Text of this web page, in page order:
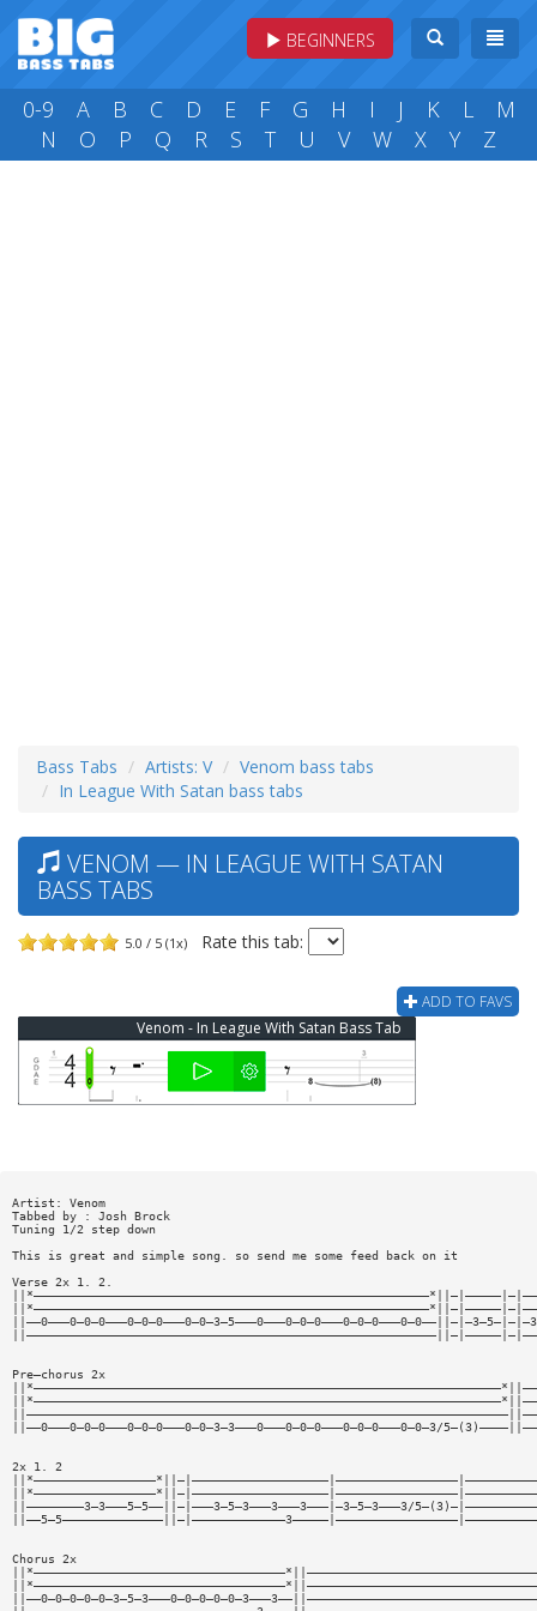
BEGINNERS
0-9 A B C D E F G H I J K L
M
N
O P Q R S T U V W X Y Z
Bass Tabs Artists: V
Venom bass tabs
In League With Satan bass tabs
VENOM — IN LEAGUE WITH SATAN
BASS TABS
5.0 / 5 (1x) Rate this tab:
ADD TO FAVS
Venom - In League With Satan Bass Tab
Artist: Venom
Tabbed by : Josh Brock
Tuning 1/2 step down
This is great and simple song. so send me some feed back on it
Verse 2x 1. 2.
Pre—chorus 2x
||——0———0—0—0———0—0—0———0—0—3—3———0———0—0—0———0—0—0———0—0—3/
2x 1. 2
||————————3—3———5—5——||—|———3—5—3———3———3———|—3—5—3———3/
Chorus 2x